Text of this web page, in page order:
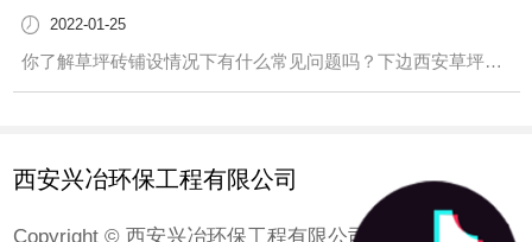
2022-01-25
你了解草坪砖铺设情况下有什么常见问题吗？下边西安草坪砖瓦厂家讲给你听：1、草坪铺设前须开展基本夯实，草坪铺设前， 底土不可以有凸凹，尽可能选用卷铺草坪。草坪于灌木丛或地被植物栽种地区的界限须预埋10cm的截水沟。(针对草坪铺设地区设计标高及排水管道一定要开展提升考虑到，防止产生烂泥塘)2、草坪栽种前，基土内不可有石头、...
西安兴冶环保工程有限公司
Copyright © 西安兴冶环保工程有限公司